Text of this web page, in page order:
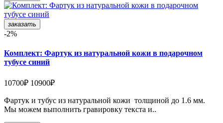
заказать
-2%
Комплект: Фартук из натуральной кожи в подарочном
тубусе синий
10700₽ 10900₽
Фартук и тубус из натуральной кожи толщиной до 1.6 мм.
Мы можем выполнить гравировку текста и..